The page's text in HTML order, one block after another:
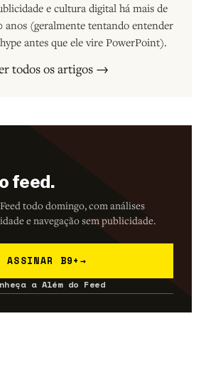
e cultura digital há mais de
anos (geralmente tentando entender
antes que ele vire PowerPoint).
todos os artigos →
feed.
todo domingo, com análises
e navegação sem publicidade.
ASSINAR B9+ →
a Além do Feed